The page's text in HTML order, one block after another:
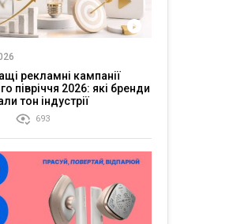
рекламні кампанії
півріччя 2026: які бренди
тон індустрії
693